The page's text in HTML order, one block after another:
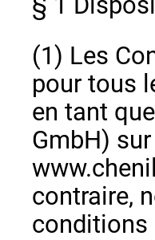
(1) Les
pour tous
en tant
GmbH)
contraire,
conditions